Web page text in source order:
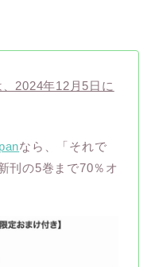
2024年12月5日に
なら、「それで
刊の5巻まで70％オ